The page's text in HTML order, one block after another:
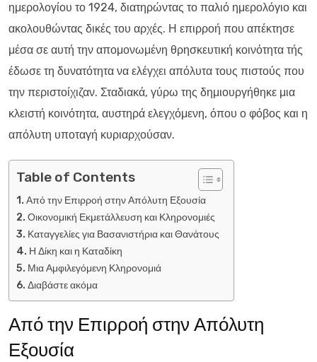
ημερολογίου το 1924, διατηρώντας το παλιό ημερολόγιο και
ακολουθώντας δικές του αρχές. Η επιρροή που απέκτησε
μέσα σε αυτή την απομονωμένη θρησκευτική κοινότητα τής
έδωσε τη δυνατότητα να ελέγχει απόλυτα τους πιστούς που
την περιστοίχιζαν. Σταδιακά, γύρω της δημιουργήθηκε μια
κλειστή κοινότητα, αυστηρά ελεγχόμενη, όπου ο φόβος και η
απόλυτη υποταγή κυριαρχούσαν.
Table of Contents
Από την Επιρροή στην Απόλυτη Εξουσία
Οικονομική Εκμετάλλευση και Κληρονομιές
Καταγγελίες για Βασανιστήρια και Θανάτους
Η Δίκη και η Καταδίκη
Μια Αμφιλεγόμενη Κληρονομιά
Διαβάστε ακόμα
Από την Επιρροή στην Απόλυτη
Εξουσία